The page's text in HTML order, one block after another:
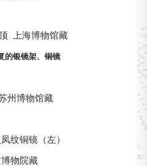
上海博物馆藏
的银镜架、铜镜
州博物馆藏
纹铜镜（左）
物院藏